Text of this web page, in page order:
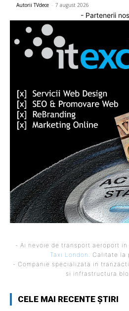
Autorii TVdece - 7 august 2026
- Partenerii
- Ai nevoie de transport aeroport in
Taxi London
. Calitate la
- Companie specializata in
si infrastructura
CELE MAI RECENTE ȘTIRI